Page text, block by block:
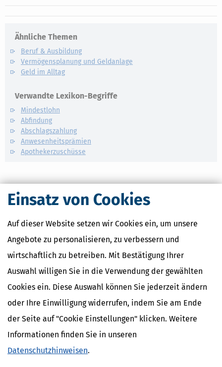
Einsatz von Cookies
Auf dieser Website setzen wir Cookies ein, um unsere
Angebote zu personalisieren, zu verbessern und
wirtschaftlich zu betreiben. Mit Bestätigung Ihrer
Auswahl willigen Sie in die Verwendung der gewählten
Cookies ein. Diese Auswahl können Sie jederzeit ändern
oder Ihre Einwilligung widerrufen, indem Sie am Ende
der Seite auf "Cookie Einstellungen" klicken. Weitere
Informationen finden Sie in unseren
Datenschutzhinweisen.
Ähnliche Themen
Beruf & Ausbildung
Vermögensplanung und Geldanlage
Geld im Alltag
Verwandte Lexikon-Begriffe
Mindestlohn
Abfindung
Abschlagszahlung
Anwesenheitsprämien
Apothekerzuschüsse
Kostenlose Steuertipps & News
Absenden
Steuertipps
Steuertipps Selbstständige